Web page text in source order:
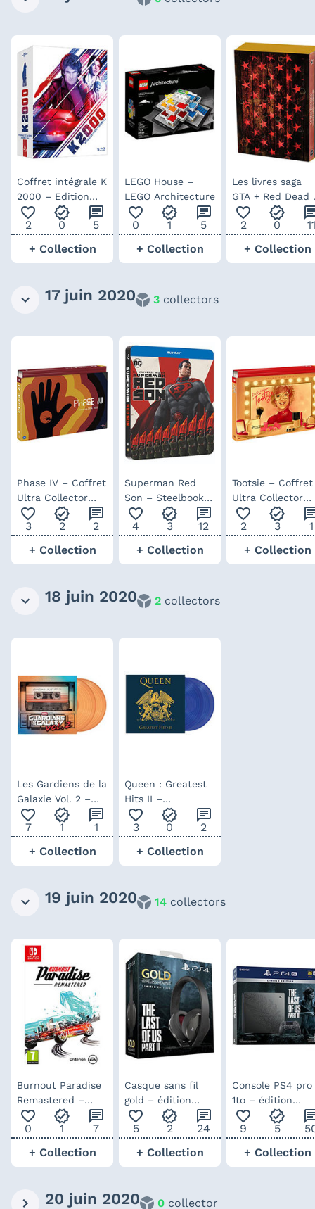
Coffret intégrale K
2000 – Edition
Collector Blu-ray
favorite_outline
2
verified
0
chat
5
+ Collection
LEGO House –
LEGO Architecture
favorite_outline
0
verified
1
chat
5
+ Collection
Les livres saga
GTA + Red Dead
coffret collector
Third Editions
favorite_outline
2
verified
0
11
+ Collection
17 juin 2020 3 collectors
Phase IV – Coffret
Ultra Collector
n°15
favorite_outline
3
verified
2
chat
2
+ Collection
Superman Red
Son – Steelbook
Blu-ray
favorite_outline
4
verified
3
chat
12
+ Collection
Tootsie – Coffret
Ultra Collector
n°16
favorite_outline
2
verified
3
1
+ Collection
18 juin 2020 2 collectors
Les Gardiens de la
Galaxie Vol. 2 –
Vinyle Orange
(Exclusivité Fnac)
favorite_outline
7
verified
1
chat
1
+ Collection
Queen : Greatest
Hits II –
Exclusivité Fnac
Vinyle Bleu
favorite_outline
3
verified
0
chat
2
+ Collection
19 juin 2020 14 collectors
Burnout Paradise
Remastered –
version switch
favorite_outline
0
verified
1
chat
7
+ Collection
Casque sans fil
gold – édition
limitée The Last
of Us Part 2
favorite_outline
5
verified
2
chat
24
+ Collection
Console PS4 pro
1to – édition
limitée The Last
of Us Part 2
favorite_outline
9
verified
5
+ Collection
20 juin 2020 0 collector